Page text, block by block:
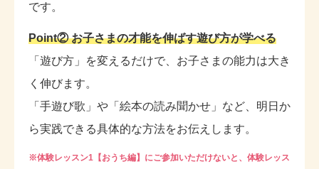
です。
Point② お子さまの才能を伸ばす遊び方が学べる
「遊び方」を変えるだけで、お子さまの能力は大き
く伸びます。
「手遊び歌」や「絵本の読み聞かせ」など、明日か
ら実践できる具体的な方法をお伝えします。
※体験レッスン1【おうち編】にご参加いただけないと、体験レッス